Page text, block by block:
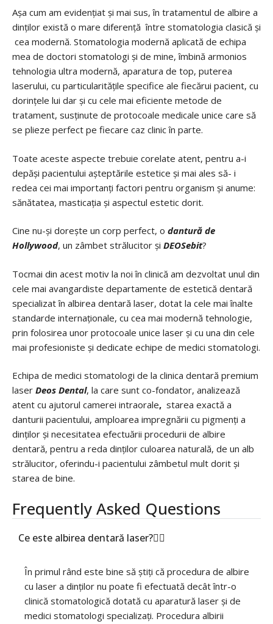
Așa cum am evidențiat și mai sus, în tratamentul de albire a
dinților există o mare diferență între stomatologia clasică și
cea modernă. Stomatologia modernă aplicată de echipa
mea de doctori stomatologi și de mine, îmbină armonios
tehnologia ultra modernă, aparatura de top, puterea
laserului, cu particularitățile specifice ale fiecărui pacient, cu
dorințele lui dar și cu cele mai eficiente metode de
tratament, susținute de protocoale medicale unice care să
se plieze perfect pe fiecare caz clinic în parte.
Toate aceste aspecte trebuie corelate atent, pentru a-i
depăși pacientului așteptările estetice și mai ales să- i
redea cei mai importanți factori pentru organism și anume:
sănătatea, masticația și aspectul estetic dorit.
Cine nu-și dorește un corp perfect, o dantură de
Hollywood, un zâmbet strălucitor și DEOSebit?
Tocmai din acest motiv la noi în clinică am dezvoltat unul din
cele mai avangardiste departamente de estetică dentară
specializat în albirea dentară laser, dotat la cele mai înalte
standarde internaționale, cu cea mai modernă tehnologie,
prin folosirea unor protocoale unice laser și cu una din cele
mai profesioniste și dedicate echipe de medici stomatologi.
Echipa de medici stomatologi de la clinica dentară premium
laser Deos Dental, la care sunt co-fondator, analizează
atent cu ajutorul camerei intraorale, starea exactă a
danturii pacientului, amploarea impregnării cu pigmenți a
dinților și necesitatea efectuării procedurii de albire
dentară, pentru a reda dinților culoarea naturală, de un alb
strălucitor, oferindu-i pacientului zâmbetul mult dorit și
starea de bine.
Frequently Asked Questions
Ce este albirea dentară laser?
În primul rând este bine să știți că procedura de albire
cu laser a dinților nu poate fi efectuată decât într-o
clinică stomatologică dotată cu aparatură laser și de
medici stomatologi specializați. Procedura albirii